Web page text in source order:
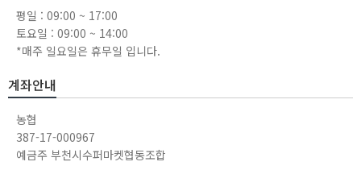
평일 : 09:00 ~ 17:00
토요일 : 09:00 ~ 14:00
*매주 일요일은 휴무일 입니다.
계좌안내
농협
387-17-000967
예금주 부천시수퍼마켓협동조합